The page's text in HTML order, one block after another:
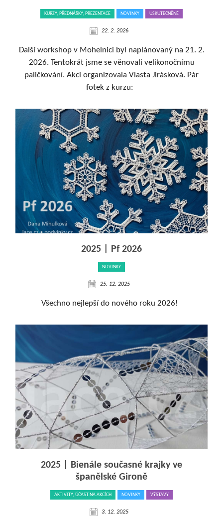
KURZY, PŘEDNÁŠKY, PREZENTACE NOVINKY USKUTEČNĚNÉ
22. 2. 2026
Další workshop v Mohelnici byl naplánovaný na 21. 2.
2026. Tentokrát jsme se věnovali velikonočnímu
paličkování. Akci organizovala Vlasta Jirásková. Pár
fotek z kurzu:
2025 | Pf 2026
NOVINKY
25. 12. 2025
Všechno nejlepší do nového roku 2026!
2025 | Bienále současné krajky ve
španělské Gironě
AKTIVITY, ÚČAST NA AKCÍCH NOVINKY VÝSTAVY
3. 12. 2025